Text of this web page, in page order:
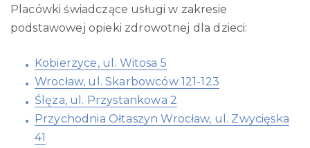
Placówki świadczące usługi w zakresie
podstawowej opieki zdrowotnej dla dzieci:
Kobierzyce, ul. Witosa 5
Wrocław, ul. Skarbowców 121-123
Ślęza, ul. Przystankowa 2
Przychodnia Ołtaszyn Wrocław, ul. Zwycięska
41